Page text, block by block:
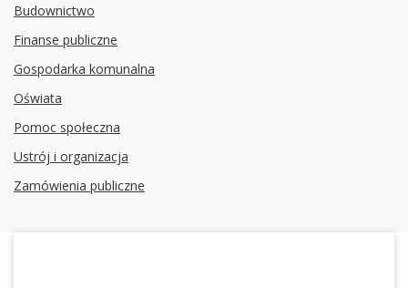
Budownictwo
Finanse publiczne
Gospodarka komunalna
Oświata
Pomoc społeczna
Ustrój i organizacja
Zamówienia publiczne